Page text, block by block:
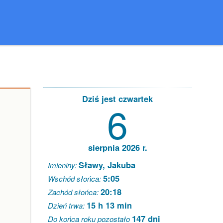
Dziś jest czwartek
6
sierpnia 2026 r.
Imieniny:Sławy, Jakuba
Wschód słońca:5:05
Zachód słońca:20:18
Dzień trwa: 15 h 13 min
Do końca roku pozostało 147 dni